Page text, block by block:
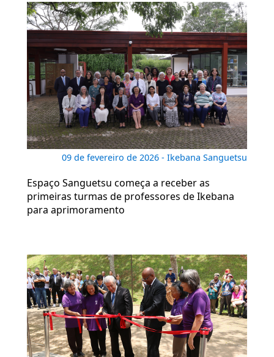
09 de fevereiro de 2026 - Ikebana Sanguetsu
Espaço Sanguetsu começa a receber as
primeiras turmas de professores de Ikebana
para aprimoramento